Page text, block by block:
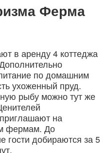
Ферма
в аренду 4 коттеджа
по домашним
ухоженный пруд.
рыбу можно тут же
на
фермам. До
добираются за 5